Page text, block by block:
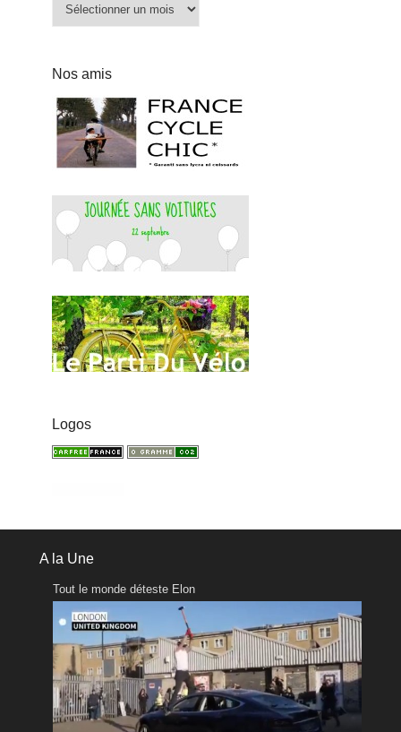
Nos amis
Logos
A la Une
Tout le monde déteste Elon